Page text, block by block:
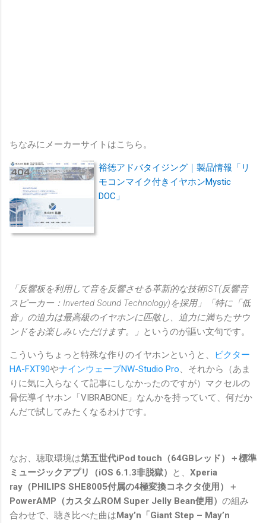
ちなみにメーカーサイトはこちら。
裕徳アドバタイジング｜製品情報「リ
モコンマイク付きイヤホンMystic
DOC」
「反響板を利用して音を反響させる革新的な技術IST(反響音
スピーカー：Inverted Sound Technology)を採用」「特に「低
音」の迫力は最高級のイヤホンに匹敵し、迫力に満ちたサウ
ンドをお楽しみいただけます。」 というのが謳い文句です。
こういうちょっと特殊な作りのイヤホンというと、
ビクター
HA-FXT90やナインウェーブNW-Studio Pro 、それから（あま
りに気に入らなくて記事にしなかったのですが）マクセルの
骨伝導イヤホン「VIBRABONE」なんかを持っていて、何だか
んだで試してみたくなるわけです。
なお、聴取環境は第五世代iPod touch（64GBレッド）＋標準
ミュージックアプリ（iOS 6.1.3非脱獄）
と、 Xperia
ray（PHILIPS SHE8005付属の4極変換コネクタ使用）＋
PowerAMP（カスタムROM Super Jelly Bean使用） の組み
合わせで、聴き比べた曲はMay’n「Giant Step – May’n